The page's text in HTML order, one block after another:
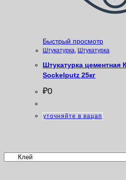
Быстрый просмотр
Штукатурка, Штукатурка
Штукатурка цементная
Sockelputz 25кг
₽0
уточняйте в вацап